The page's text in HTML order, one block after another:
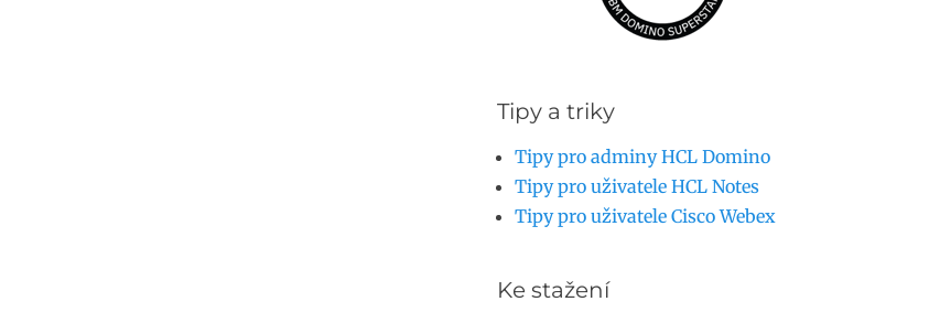
Tipy a triky
Tipy pro adminy HCL Domino
Tipy pro uživatele HCL Notes
Tipy pro uživatele Cisco Webex
Ke stažení